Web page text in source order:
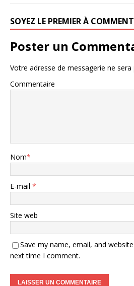
SOYEZ LE PREMIER À
Poster un
Votre adresse de messagerie ne sera
Commentaire
Nom*
E-mail *
Site web
Save my name, email, and
next time I comment.